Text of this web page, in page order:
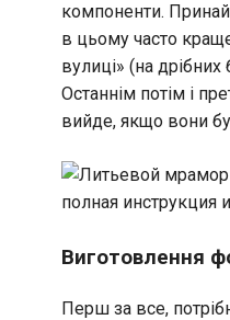
компоненти.
в цьому часто
вулиці» (на
Останнім потім і
вийде, якщо вони
Виготовлення
Перш за все,